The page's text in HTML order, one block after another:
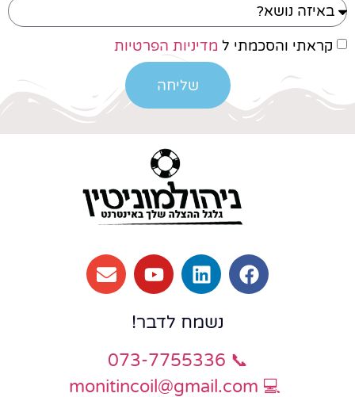
קראתי והסכמתי ל מדיניות הפרטיות
שליחה
נשמח לדבר!
📞 073-7755336
💻
monitincoil@gmail.com